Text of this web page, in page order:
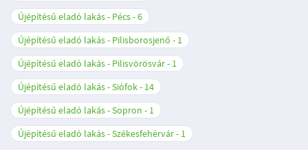
Újépítésű eladó lakás - Pécs 6
Újépítésű eladó lakás - Pilisborosjenő
1
Újépítésű eladó lakás - Pilisvörösvár
1
Újépítésű eladó lakás - Siófok
14
Újépítésű eladó lakás - Sopron
1
Újépítésű eladó lakás - Székesfehérvár
1